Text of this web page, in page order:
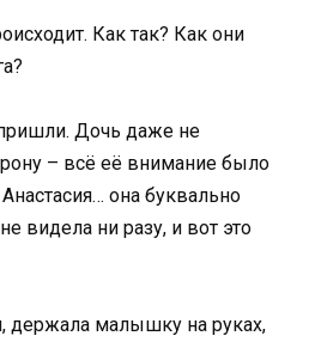
Как так? Как они
Дочь даже не
– всё её внимание было
она буквально
видела ни разу, и вот это
держала малышку на руках,